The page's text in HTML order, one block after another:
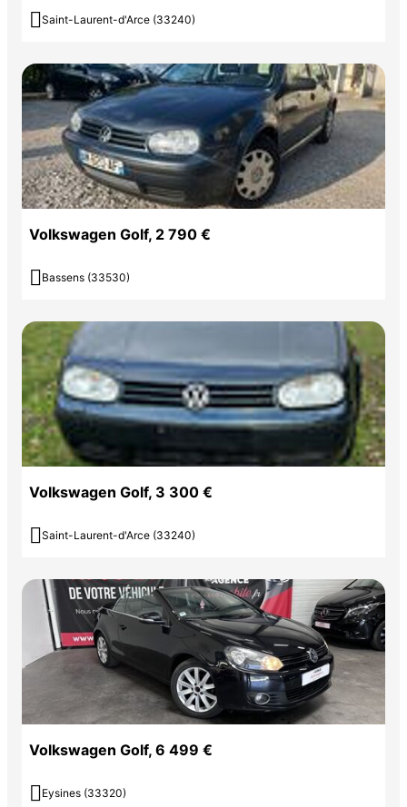
 Saint-Laurent-d'Arce (33240)
Volkswagen Golf, 2 790 €
 Bassens (33530)
Volkswagen Golf, 3 300 €
 Saint-Laurent-d'Arce (33240)
Volkswagen Golf, 6 499 €
 Eysines (33320)